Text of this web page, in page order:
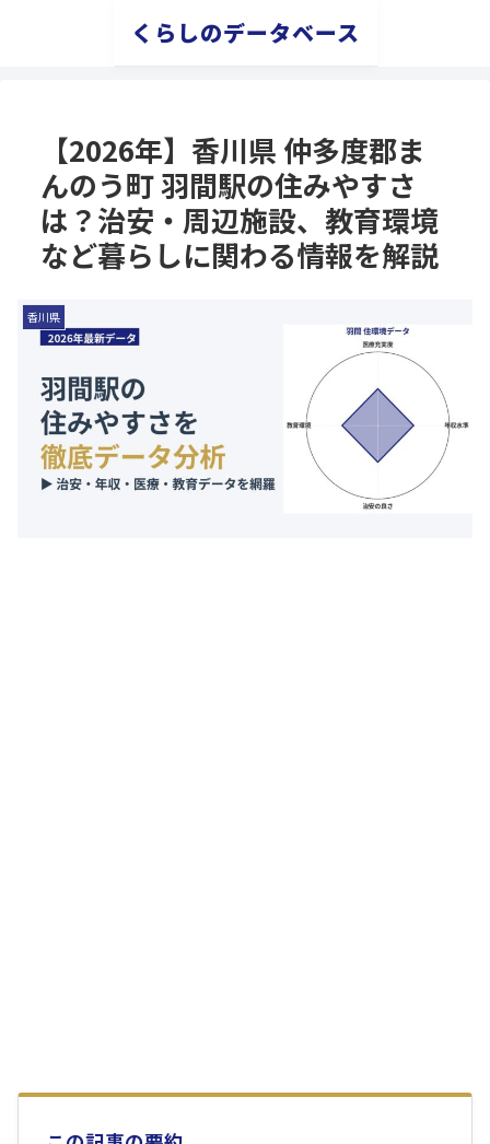
くらしのデータベース
【2026年】香川県 仲多度郡ま
んのう町 羽間駅の住みやすさ
は？治安・周辺施設、教育環境
など暮らしに関わる情報を解説
香川県